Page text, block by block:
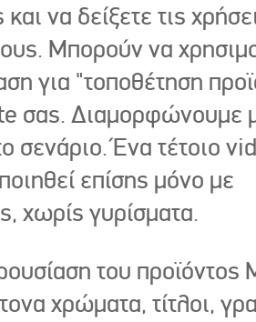
να δείξετε τις
Μπορούν να
για "τοποθέτηση
σας. Διαμορφώνουμε
σενάριο. Ένα τέτοιο
επίσης μόνο με
χωρίς γυρίσματα.
του προϊόντος
χρώματα, τίτλοι,